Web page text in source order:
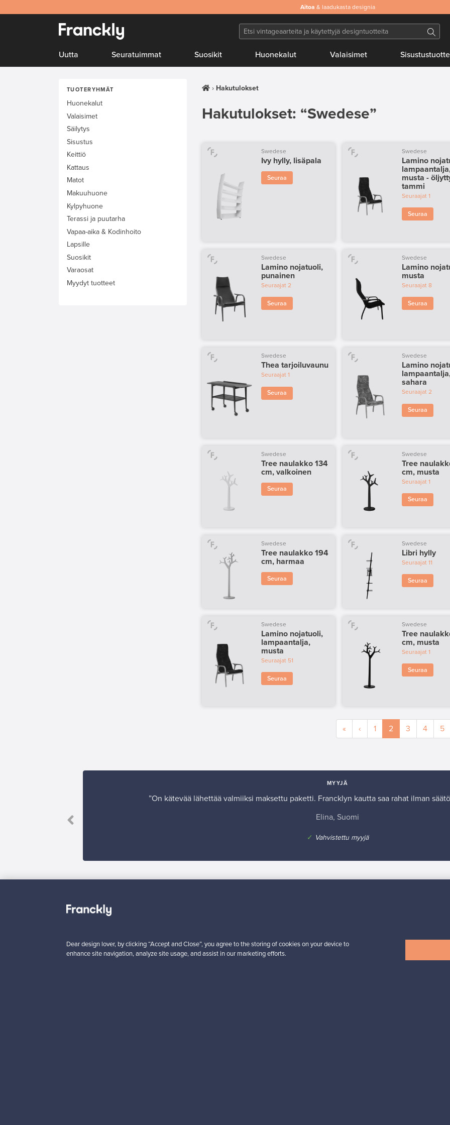
Aitoa & laadukasta designia
Uutta Seuratuimmat Suosikit Huonekalut Valaisimet
TUOTERYHMÄT
Huonekalut
Valaisimet
Säilytys
Sisustus
Keittiö
Kattaus
Matot
Makuuhuone
Kylpyhuone
Terassi ja puutarha
Vapaa-aika & Kodinhoito
Lapsille
Suosikit
Varaosat
Myydyt tuotteet
Hakutulokset
Hakutulokset: “Swedese”
Swedese
Ivy hylly, lisäpala
Seuraa
Swedese
Lamino
musta -
tammi
Seuraajat 1
Seuraa
Swedese
Lamino nojatuoli,
punainen
Seuraajat 2
Seuraa
Swedese
Lamino
musta
Seuraajat 8
Seuraa
Swedese
Thea tarjoiluvaunu
Seuraajat 1
Seuraa
Swedese
Lamino
sahara
Seuraajat 2
Seuraa
Swedese
Tree naulakko 134
cm, valkoinen
Seuraa
Swedese
Tree
cm, musta
Seuraajat 1
Seuraa
Swedese
Tree naulakko 194
cm, harmaa
Seuraa
Swedese
Libri hylly
Seuraajat 11
Seuraa
Swedese
Lamino nojatuoli,
lampaantalja,
musta
Seuraajat 51
Seuraa
Swedese
Tree
cm, musta
Seuraajat 1
Seuraa
« ‹ 1 2 3 4 5
MYYJÄ
”On kätevää lähettää valmiiksi maksettu paketti. Francklyn kautta saa rahat ilman
Elina, Suomi
✓ Vahvistettu myyjä
Dear design lover, by clicking “Accept and Close”, you agree to the storing of cookies on your device to
enhance site navigation, analyze site usage, and assist in our marketing efforts.